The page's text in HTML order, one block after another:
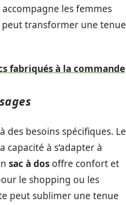
les femmes
peut transformer une tenue
fabriqués à la commande
des besoins spécifiques. Le
à s’adapter à
sac à dos offre confort et
le shopping ou les
peut sublimer une tenue